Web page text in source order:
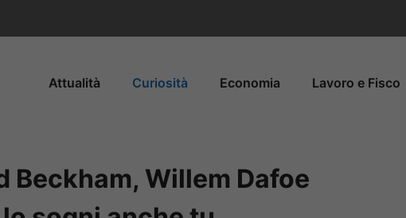
Attualità Curiosità Economia Lavoro e Fisco
Beckham, Willem Dafoe